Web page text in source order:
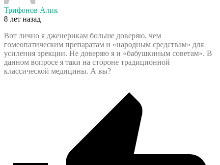
Трифонов Алик
8 лет назад
Вот лично я дженерикам больше доверяю, чем
гомеопатическим препаратам и «народным средствам» для
усиления эрекции. Не доверяю я и «бабушкиным советам». В
данном вопросе я таки на стороне традиционной
классической медицины. А вы?